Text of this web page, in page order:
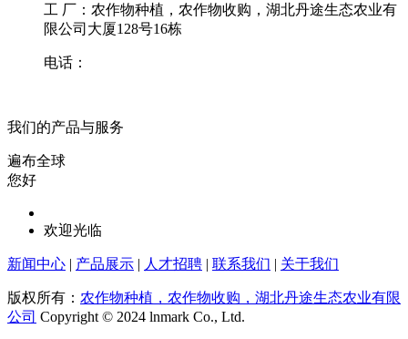
工 厂：农作物种植，农作物收购，湖北丹途生态农业有
限公司大厦128号16栋
电话：
我们的产品与服务
遍布全球
您好
欢迎光临
新闻中心 | 产品展示 | 人才招聘 | 联系我们 | 关于我们
版权所有： 农作物种植，农作物收购，湖北丹途生态农业有限
公司 Copyright © 2024 lnmark Co., Ltd.